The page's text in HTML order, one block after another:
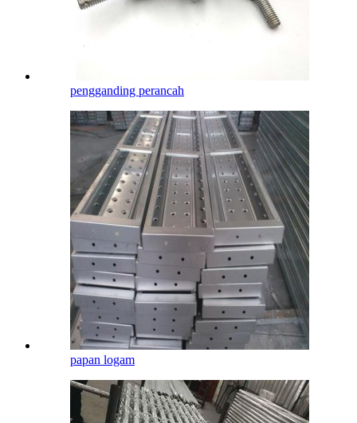
pengganding perancah
papan logam